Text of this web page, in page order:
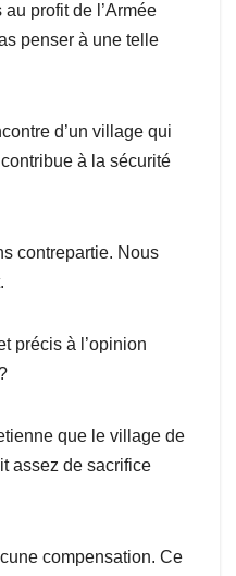
profit de l’Armée
penser à une telle
d’un village qui
à la sécurité
contrepartie. Nous
précis à l’opinion
que le village de
assez de sacrifice
compensation. Ce